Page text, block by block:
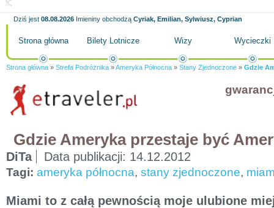
Dziś jest 08.08.2026 Imieniny obchodzą Cyriak, Emilian, Sylwiusz, Cyprian
Strona główna Bilety Lotnicze Wizy Wycieczki
Strona główna » Strefa Podróżnika »Ameryka Północna » Stany Zjednoczone » Gdzie
Gdzie Ameryka przestaje być
DiTa Data publikacji: 14.12.2012
Tagi: ameryka północna, stany zjednoczone,
Miami to z całą pewnością moje ulubione